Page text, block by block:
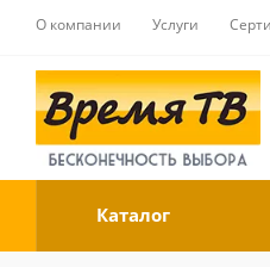
О компании Услуги
Каталог